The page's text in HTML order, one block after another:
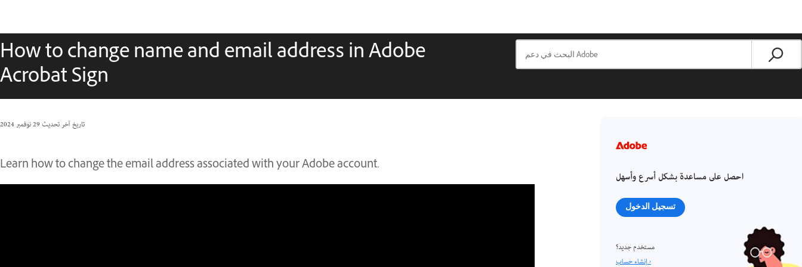
How to change name and email address in Adobe
Acrobat Sign
تاريخ آخر تحديث29 نوفمبر 2024
Learn how to change the email address associated with your Adobe account.
احصل على مساعدة بشكل أسرع وأسهل
تسجيل الدخول
مستخدم جديد؟
إنشاء حساب ›